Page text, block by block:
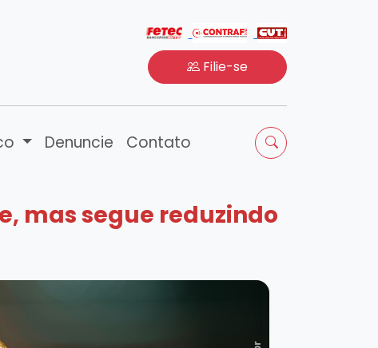
Filie-se
Denuncie Contato
mas segue reduzindo